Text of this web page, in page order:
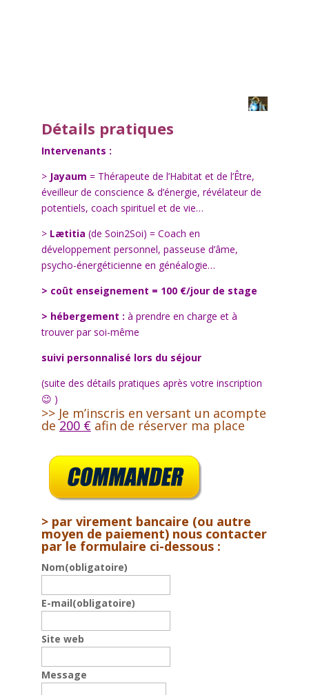
Détails pratiques
Intervenants :
> Jayaum = Thérapeute de l’Habitat et de l’Être,
éveilleur de conscience & d’énergie, révélateur de
potentiels, coach spirituel et de vie…
> Lætitia (de Soin2Soi) = Coach en
développement personnel, passeuse d’âme,
psycho-énergéticienne en généalogie…
> coût enseignement = 100 €/jour de stage
> hébergement : à prendre en charge et à
trouver par soi-même
suivi personnalisé lors du séjour
(suite des détails pratiques après votre inscription
😉 )
>> Je m’inscris en versant un acompte
de200 €afin de réserver ma place
> par virement bancaire (ou autre
moyen de paiement) nous contacter
par le formulaire ci-dessous :
Nom(obligatoire)
E-mail(obligatoire)
Site web
Message